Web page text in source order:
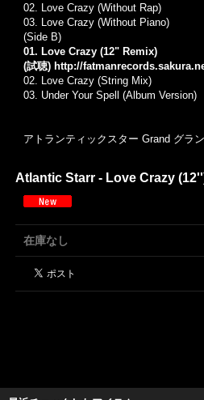
02. Love Crazy (Without Rap)
03. Love Crazy (Without Piano)
(Side B)
01. Love Crazy (12" Remix)
(試聴) http://
02. Love Crazy (String Mix)
03. Under Your Spell (Album Version)
アトランティックスター Grand グラ
Atlantic Starr - Love Crazy
在庫なし